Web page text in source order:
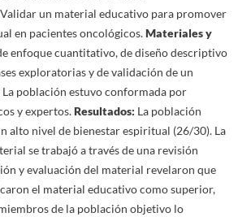
Validar un material educativo para promover
en pacientes oncológicos.Materiales y
enfoque cuantitativo, de diseño descriptivo
exploratorias y de validación de un
población estuvo conformada por
y expertos.Resultados: La población
alto nivel de bienestar espiritual (26/30). La
se trabajó a través de una revisión
y evaluación del material revelaron que
el material educativo como superior,
de la población objetivo lo